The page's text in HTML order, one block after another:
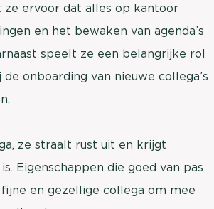
& attitude onderzoek
meer >
ervoor dat alles op kantoor
en het bewaken van agenda’s
speelt ze een belangrijke rol
onboarding van nieuwe collega’s
ze straalt rust uit en krijgt
Eigenschappen die goed van pas
en gezellige collega om mee